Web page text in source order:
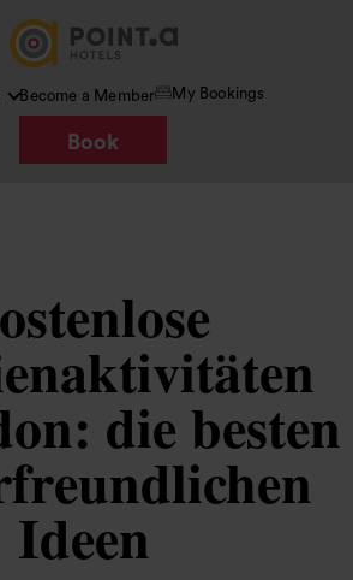
Become a Member My Bookings
Book
die besten
Ideen